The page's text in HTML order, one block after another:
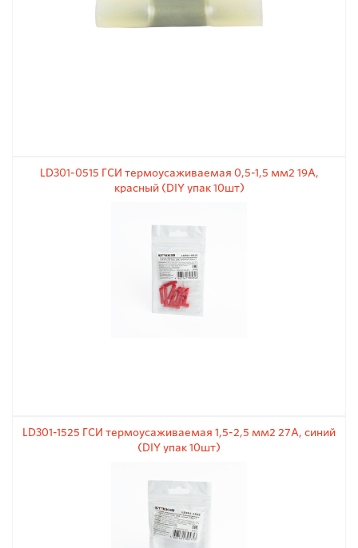
LD301-0515 ГСИ термоусаживаемая 0,5-1,5 мм2 19A,
красный (DIY упак 10шт)
LD301-1525 ГСИ термоусаживаемая 1,5-2,5 мм2 27A, синий
(DIY упак 10шт)